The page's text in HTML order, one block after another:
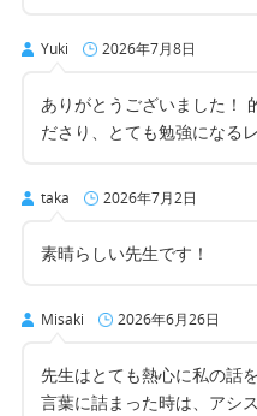
Yuki 2026年7月8日
ありがとうございました！
ださり、とても勉強になる
taka 2026年7月2日
素晴らしい先生です！
Misaki 2026年6月26日
先生はとても熱心に私の話
言葉に詰まった時は、アシ